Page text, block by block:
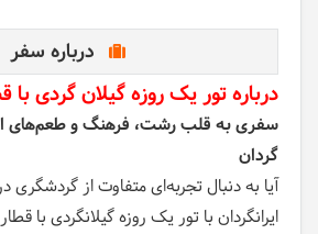
درباره سفر
درباره تور یک روزه گیلان گردی
سفری به قلب رشت، فرهنگ و طعم‌های
گردان
آیا به دنبال تجربه‌ای متفاوت از گردشگری
ایرانگردان با تور یک روزه گیلانگردی با